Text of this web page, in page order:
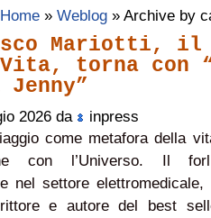
Home » Weblog » Archive by
Mariotti, il
torna con
2026 da
inpress
come metafora della
con l’Universo. Il
nel settore
e autore del best